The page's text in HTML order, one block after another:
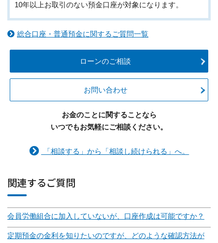
10年以上お取引のない預金口座が対象になります。
総合口座・普通預金に関するご質問一覧
ローンのご相談
お問い合わせ
お金のことに関することなら
いつでもお気軽にご相談ください。
「相談する」から「相談し続けられる」へ。
関連するご質問
会員労働組合に加入していないが、口座作成は可能ですか？
定期預金の金利を知りたいのですが、どのような確認方法が